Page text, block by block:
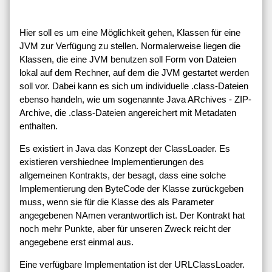
Hier soll es um eine Möglichkeit gehen, Klassen für eine
JVM zur Verfügung zu stellen. Normalerweise liegen die
Klassen, die eine JVM benutzen soll Form von Dateien
lokal auf dem Rechner, auf dem die JVM gestartet werden
soll vor. Dabei kann es sich um individuelle .class-Dateien
ebenso handeln, wie um sogenannte Java ARchives - ZIP-
Archive, die .class-Dateien angereichert mit Metadaten
enthalten.
Es existiert in Java das Konzept der ClassLoader. Es
existieren vershiednee Implementierungen des
allgemeinen Kontrakts, der besagt, dass eine solche
Implementierung den ByteCode der Klasse zurückgeben
muss, wenn sie für die Klasse des als Parameter
angegebenen NAmen verantwortlich ist. Der Kontrakt hat
noch mehr Punkte, aber für unseren Zweck reicht der
angegebene erst einmal aus.
Eine verfügbare Implementation ist der URLClassLoader.